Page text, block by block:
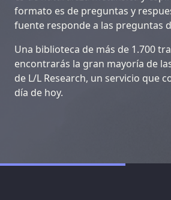
formato es de preguntas y
fuente responde a las preguntas
Una biblioteca de más de 1.700
encontrarás la gran mayoría de
de L/L Research, un servicio que
día de hoy.